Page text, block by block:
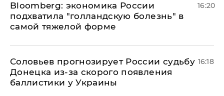
Bloomberg: экономика России
подхватила "голландскую болезнь" в
самой тяжелой форме
16:20
Соловьев прогнозирует России судьбу
Донецка из-за скорого появления
баллистики у Украины
16:18